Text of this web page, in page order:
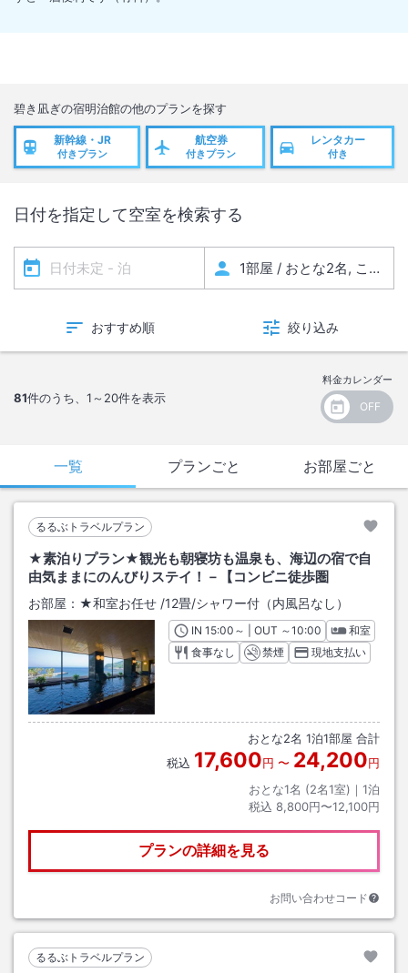
碧き凪ぎの宿明治館の他のプランを探す
新幹線・JR
付きプラン
航空券
付きプラン
レンタカー
付き
日付を指定して空室を検索する
おすすめ順 絞り込み
81件のうち、 1～20件を表示
料金カレンダー
一覧 プランごと お部屋ごと
るるぶトラベルプラン
★素泊りプラン★観光も朝寝坊も温泉も、海辺の宿で自
由気ままにのんびりステイ！－【コンビニ徒歩圏
お部屋： ★和室お任せ /12畳/シャワー付（内風呂なし）
INチェックイン
15:00 ～ | OUT チェックアウト
～10:00
和室
食事なし
禁煙 現地支払い
おとな2名 1泊1部屋 合計
税込 17,600円 〜 24,200円
おとな1名 (2名1室)｜ 1泊
税込 8,800円〜12,100円
プランの詳細を見る
お問い合わせコード
るるぶトラベルプラン